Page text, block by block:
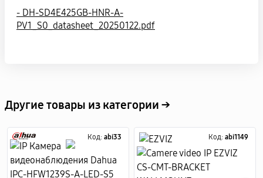
- DH-SD4E425GB-HNR-A-
PV1_S0_datasheet_20250122.pdf
Другие товары из категории →
Код: abi33 Код: abi1149